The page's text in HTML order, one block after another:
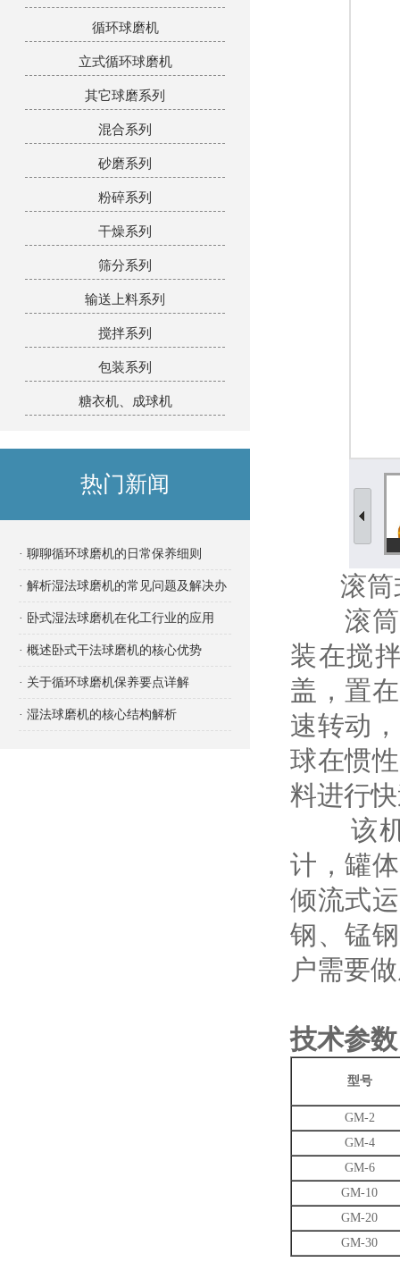
循环球磨机
立式循环球磨机
其它球磨系列
混合系列
砂磨系列
粉碎系列
干燥系列
筛分系列
输送上料系列
搅拌系列
包装系列
糖衣机、成球机
热门新闻
· 聊聊循环球磨机的日常保养细则
· 解析湿法球磨机的常见问题及解决办
法
· 卧式湿法球磨机在化工行业的应用
· 概述卧式干法球磨机的核心优势
· 关于循环球磨机保养要点详解
· 湿法球磨机的核心结构解析
滚筒式
滚筒式
装在搅
盖，置
速转动
球在惯
料进行
该机
计，罐
倾流式
钢、锰
户需要
技术参数
型号
GM-2
GM-4
GM-6
GM-10
GM-20
GM-30